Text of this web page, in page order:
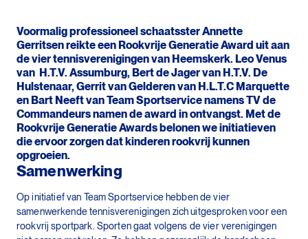
Voormalig professioneel schaatsster Annette
Gerritsen reikte een Rookvrije Generatie Award uit aan
de vier tennisverenigingen van Heemskerk. Leo Venus
van H.T.V. Assumburg, Bert de Jager van H.T.V. De
Hulstenaar, Gerrit van Gelderen van H.L.T.C Marquette
en Bart Neeft van Team Sportservice namens TV de
Commandeurs namen de award in ontvangst. Met de
Rookvrije Generatie Awards belonen we initiatieven
die ervoor zorgen dat kinderen rookvrij kunnen
opgroeien.
Samenwerking
Op initiatief van Team Sportservice hebben de vier
samenwerkende tennisverenigingen zich uitgesproken voor een
rookvrij sportpark. Sporten gaat volgens de vier verenigingen